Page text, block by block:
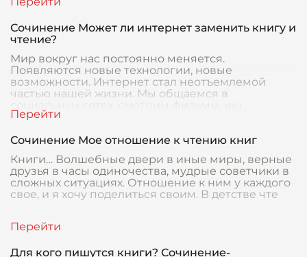
Сочинение Может ли интернет заменить книгу и
чтение?
Мир вокруг нас постоянно меняется.
Появляются новые технологии, новые
возможности. Интернет стал неотъемлемой
частью нашей жизни. Мы общаемся в
Сочинение Мое отношение к чтению книг
Книги… Волшебные двери в иные миры, верные
друзья в часы одиночества, мудрые советчики в
сложных ситуациях. Отношение к ним у каждого
свое, и я хочу поделиться своим. В детстве чте
Для кого пишутся книги? Сочинение-